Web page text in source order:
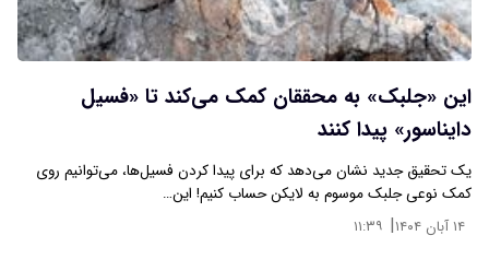
این «جلبک» به محققان کمک می‌کند تا «فسیل
دایناسور» پیدا کنند
یک تحقیق جدید نشان می‌دهد که برای پیدا کردن فسیل‌ها، می‌توانیم روی
کمک نوعی جلبک موسوم به لایکن حساب کنیم! این…
۱۴ آبان ۱۴۰۴ | ۱۱:۳۹